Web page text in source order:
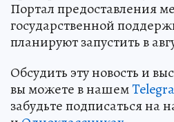
Портал предоставления
государственной
планируют запустить в
Обсудить эту новость и
вы можете в нашем
забудьте подписаться на